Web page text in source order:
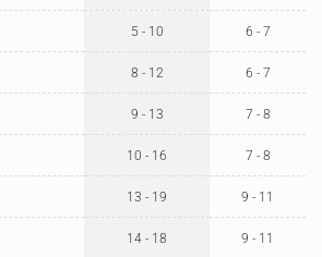
5 - 10 6 - 7
8 - 12 6 - 7
9 - 13 7 - 8
10 - 16 7 - 8
13 - 19 9 - 11
14 - 18 9 - 11